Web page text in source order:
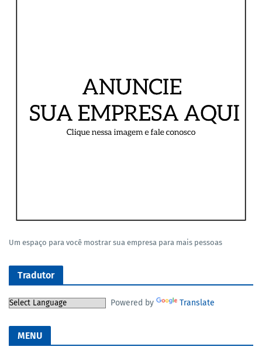
Um espaço para você mostrar sua empresa para mais pessoas
Tradutor
Powered by Translate
MENU